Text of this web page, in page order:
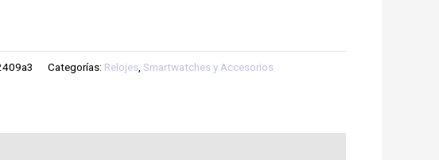
Categorías: Relojes ,Smartwatches y Accesorios